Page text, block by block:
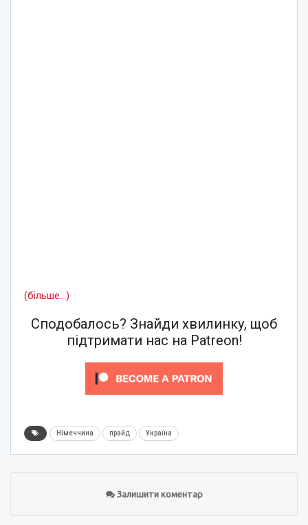
(більше…)
Сподобалось? Знайди хвилинку, щоб
підтримати нас на Patreon!
Німеччина прайд Україна
Залишити коментар